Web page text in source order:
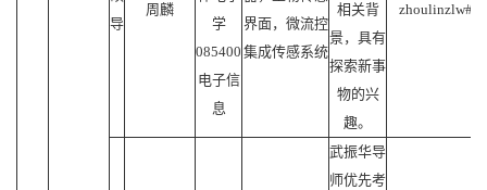
导
周麟
学
085400
电子信
息
界面，微流控
集成传感系统
相关背
景，具有
探索新事
物的兴
趣。
武振华导
师优先考